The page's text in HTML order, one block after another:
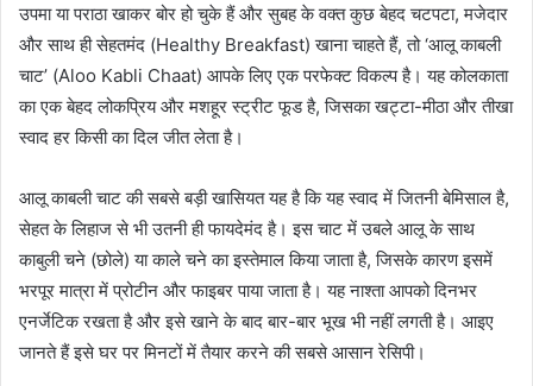
उपमा या पराठा खाकर बोर हो चुके हैं और सुबह के वक्त कुछ बेहद चटपटा, मजेदार
और साथ ही सेहतमंद (Healthy Breakfast) खाना चाहते हैं, तो ‘आलू काबली
चाट’ (Aloo Kabli Chaat) आपके लिए एक परफेक्ट विकल्प है। यह कोलकाता
का एक बेहद लोकप्रिय और मशहूर स्ट्रीट फूड है, जिसका खट्टा-मीठा और तीखा
स्वाद हर किसी का दिल जीत लेता है।
आलू काबली चाट की सबसे बड़ी खासियत यह है कि यह स्वाद में जितनी बेमिसाल है,
सेहत के लिहाज से भी उतनी ही फायदेमंद है। इस चाट में उबले आलू के साथ
काबुली चने (छोले) या काले चने का इस्तेमाल किया जाता है, जिसके कारण इसमें
भरपूर मात्रा में प्रोटीन और फाइबर पाया जाता है। यह नाश्ता आपको दिनभर
एनर्जेटिक रखता है और इसे खाने के बाद बार-बार भूख भी नहीं लगती है। आइए
जानते हैं इसे घर पर मिनटों में तैयार करने की सबसे आसान रेसिपी।